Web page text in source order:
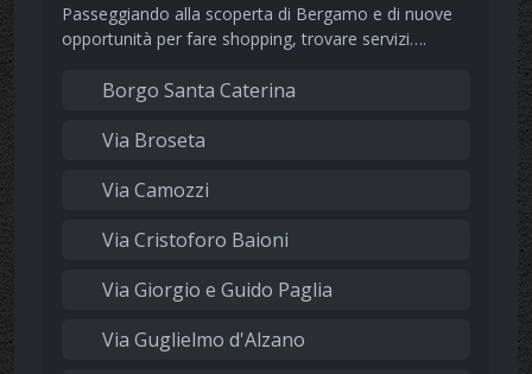
Passeggiando alla scoperta di Bergamo e di nuove
opportunità per fare shopping, trovare servizi….
Borgo Santa Caterina
Via Broseta
Via Camozzi
Via Cristoforo Baioni
Via Giorgio e Guido Paglia
Via Guglielmo d'Alzano